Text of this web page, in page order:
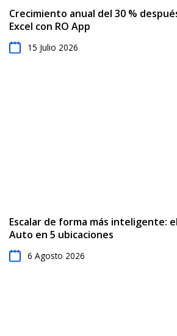
Crecimiento anual del 30 %
Excel con RO App
15 Julio 2026
Escalar de forma más inteligente:
Auto en 5 ubicaciones
6 Agosto 2026